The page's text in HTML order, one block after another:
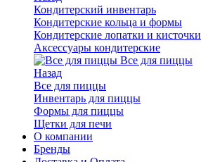
Кондитерский инвентарь
Кондитерские кольца и формы
Кондитерские лопатки и кисточки
Аксессуары кондитерские
Все для пиццы
Назад
Все для пиццы
Инвентарь для пиццы
Формы для пиццы
Щетки для печи
О компании
Бренды